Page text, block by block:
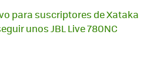
para suscriptores de Xataka
unos JBL Live 780NC